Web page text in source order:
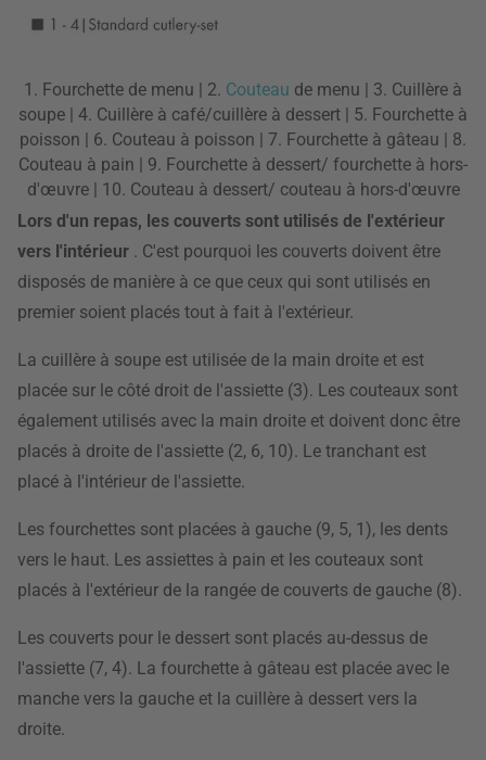
1. Fourchette de menu | 2. Couteau de menu | 3. Cuillère à
soupe | 4. Cuillère à café/cuillère à dessert | 5. Fourchette à
poisson | 6. Couteau à poisson | 7. Fourchette à gâteau | 8.
Couteau à pain | 9. Fourchette à dessert/ fourchette à hors-
d'œuvre | 10. Couteau à dessert/ couteau à hors-d'œuvre
Lors d'un repas, les couverts sont utilisés de l'extérieur
vers l'intérieur . C'est pourquoi les couverts doivent être
disposés de manière à ce que ceux qui sont utilisés en
premier soient placés tout à fait à l'extérieur.
La cuillère à soupe est utilisée de la main droite et est
placée sur le côté droit de l'assiette (3). Les couteaux sont
également utilisés avec la main droite et doivent donc être
placés à droite de l'assiette (2, 6, 10). Le tranchant est
placé à l'intérieur de l'assiette.
Les fourchettes sont placées à gauche (9, 5, 1), les dents
vers le haut. Les assiettes à pain et les couteaux sont
placés à l'extérieur de la rangée de couverts de gauche (8).
Les couverts pour le dessert sont placés au-dessus de
l'assiette (7, 4). La fourchette à gâteau est placée avec le
manche vers la gauche et la cuillère à dessert vers la
droite.